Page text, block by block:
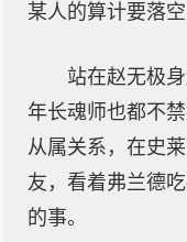
某人的算计要落
站在赵无极
年长魂师也都不
从属关系，在史
友，看着弗兰德
的事。